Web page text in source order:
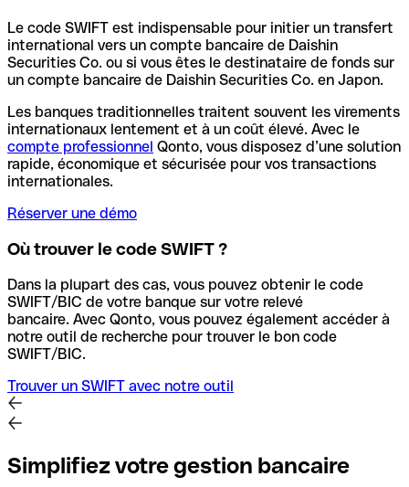
Le code SWIFT est indispensable pour initier un transfert
international vers un compte bancaire de Daishin
Securities Co. ou si vous êtes le destinataire de fonds sur
un compte bancaire de Daishin Securities Co. en Japon.
Les banques traditionnelles traitent souvent les virements
internationaux lentement et à un coût élevé. Avec le
compte professionnel Qonto, vous disposez d’une solution
rapide, économique et sécurisée pour vos transactions
internationales.
Réserver une démo
Où trouver le code SWIFT ?
Dans la plupart des cas, vous pouvez obtenir le code
SWIFT/BIC de votre banque sur votre relevé
bancaire. Avec Qonto, vous pouvez également accéder à
notre outil de recherche pour trouver le bon code
SWIFT/BIC.
Trouver un SWIFT avec notre outil
Simplifiez votre gestion bancaire